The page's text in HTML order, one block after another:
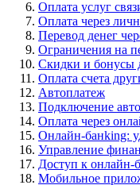
Оплата услуг
Оплата через
Перевод денег
Ограничения на
Скидки и бонусы
Оплата счета
Автоплатеж
Подключение
Оплата через
Онлайн-банking:
Управление
Доступ к онлайн-
Мобильное